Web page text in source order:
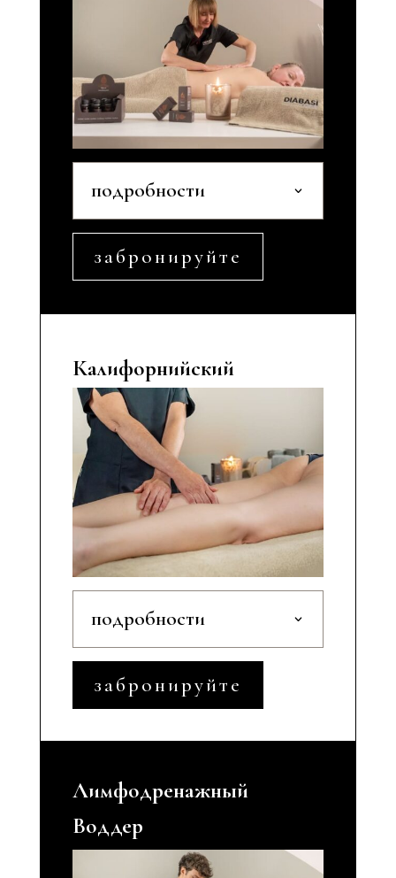
подробности
забронируйте
Калифорнийский
подробности
забронируйте
Лимфодренажный
Воддер